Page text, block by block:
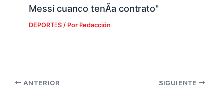
Messi cuando tenÃ­a contrato"
DEPORTES/ Por Redacción
ANTERIOR SIGUIENTE